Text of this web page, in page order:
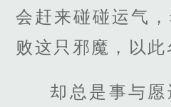
会赶来碰碰运气
败这只邪魔，以此
却总是事与